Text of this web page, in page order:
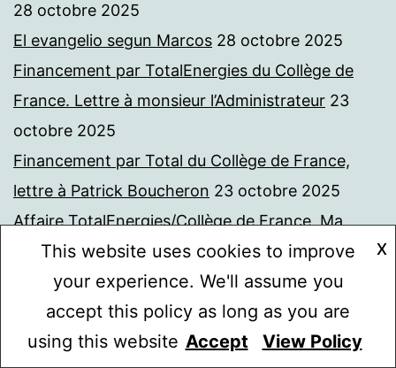
28 octobre 2025
El evangelio segun Marcos 28 octobre 2025
Financement par TotalEnergies du Collège de
France. Lettre à monsieur l’Administrateur 23
octobre 2025
Financement par Total du Collège de France,
lettre à Patrick Boucheron 23 octobre 2025
Affaire TotalEnergies/Collège de France. Ma
requête. 21 octobre 2025
Affaire Total/Collège de France. Un autre avis
favorable de la CADA 21 octobre 2025
Aurore Bergé et l’affaire des crèches. L’avis
This website uses cookies to improve
your experience. We'll assume you
accept this policy as long as you are
using this website
X
Accept View Policy
Mode sombre :